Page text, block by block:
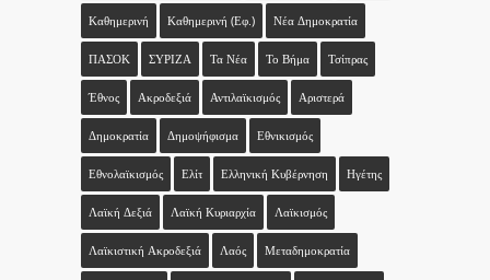
Καθημερινή Καθημερινή (εφ.) Νέα Δημοκρατία
ΠΑΣΟΚ ΣΥΡΙΖΑ Τα Νέα Το Βήμα Τσίπρας
Έθνος Ακροδεξιά Αντιλαϊκισμός Αριστερά
Δημοκρατία Δημοψήφισμα Εθνικισμός
Εθνολαϊκισμός Ελίτ Ελληνική Κυβέρνηση Ηγέτης
Λαϊκή Δεξιά Λαϊκή Κυριαρχία Λαϊκισμός
Λαϊκιστική Ακροδεξιά Λαός Μεταδημοκρατία